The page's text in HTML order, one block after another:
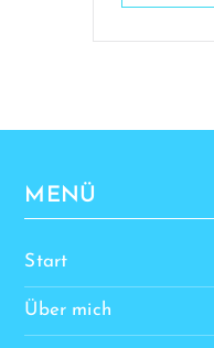
MENÜ
Start
Über mich